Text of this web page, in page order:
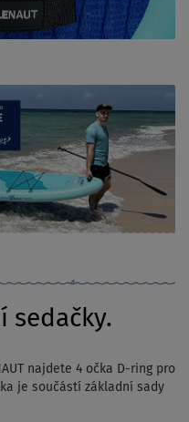
sedačky.
najdete 4 očka D-ring pro
je součástí základní sady